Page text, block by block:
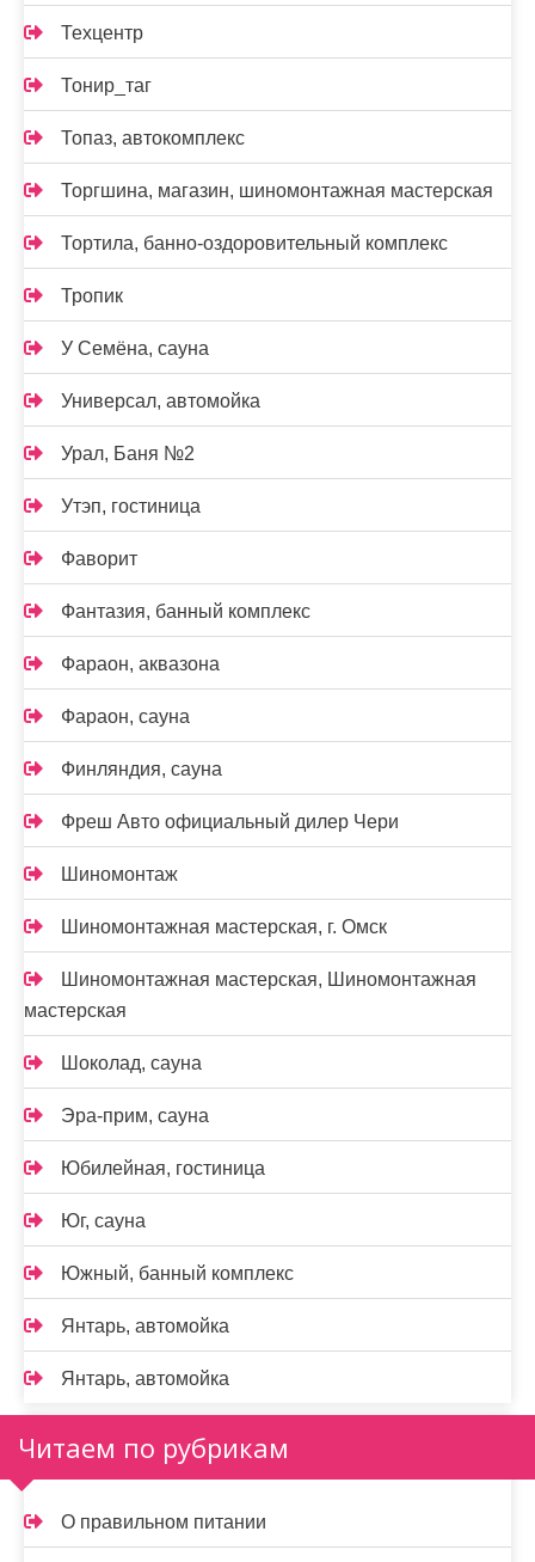
Техцентр
Тонир_таг
Топаз, автокомплекс
Торгшина, магазин, шиномонтажная мастерская
Тортила, банно-оздоровительный комплекс
Тропик
У Семёна, сауна
Универсал, автомойка
Урал, Баня №2
Утэп, гостиница
Фаворит
Фантазия, банный комплекс
Фараон, аквазона
Фараон, сауна
Финляндия, сауна
Фреш Авто официальный дилер Чери
Шиномонтаж
Шиномонтажная мастерская, г. Омск
Шиномонтажная мастерская, Шиномонтажная
мастерская
Шоколад, сауна
Эра-прим, сауна
Юбилейная, гостиница
Юг, сауна
Южный, банный комплекс
Янтарь, автомойка
Янтарь, автомойка
Читаем по рубрикам
О правильном питании